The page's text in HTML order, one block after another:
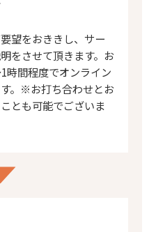
望をおききし、サー
をさせて頂きます。お
時間程度でオンライン
。※お打ち合わせとお
とも可能でございま